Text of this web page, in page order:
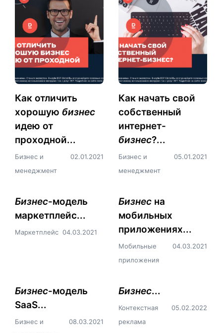
Как отличить
хорошую бизнес
идею от
проходной...
Бизнес и
менеджмент
02.01.2021
Как начать свой
собственный
интернет-
бизнес?...
Бизнес и
менеджмент
05.01.2021
Бизнес-модель
маркетплейс...
Маркетплейс 04.03.2021
Бизнес на
мобильных
приложениях...
Мобильные
приложения
04.03.2021
Бизнес-модель
SaaS...
Бизнес и
08.03.2021
Бизнес...
Контекстная
реклама
05.02.2022